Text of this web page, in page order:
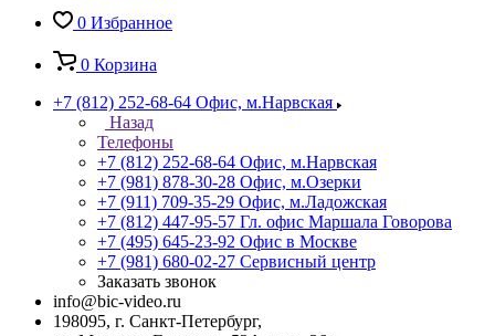
0 Избранное
0 Корзина
+7 (812) 252-68-64 Офис, м.Нарвская
Назад
Телефоны
+7 (812) 252-68-64 Офис, м.Нарвская
+7 (981) 878-30-28 Офис, м.Озерки
+7 (911) 709-35-29 Офис, м.Ладожская
+7 (812) 447-95-57 Гл. офис Маршала Говорова
+7 (495) 645-23-92 Офис в Москве
+7 (981) 680-02-27 Сервисный центр
Заказать звонок
info@bic-video.ru
198095, г. Санкт-Петербург,